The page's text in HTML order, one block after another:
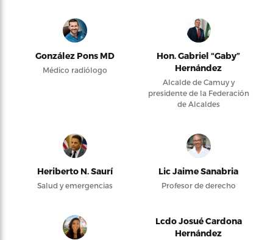
González Pons MD
Médico radiólogo
Hon. Gabriel “Gaby”
Hernández
Alcalde de Camuy y
presidente de la Federación
de Alcaldes
Heriberto N. Saurí
Salud y emergencias
Lic Jaime Sanabria
Profesor de derecho
Lcdo Josué Cardona
Hernández